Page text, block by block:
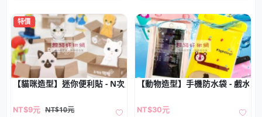
特價
【貓咪造型】迷你便利貼 - N次貼便條紙
NT$9元 NT$10元
【動物造型】手機防水袋 - 戲水漂
NT$30元